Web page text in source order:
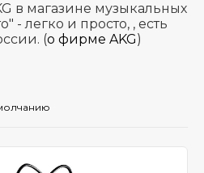
в магазине музыкальных
- легко и просто, , есть
(о фирме AKG)